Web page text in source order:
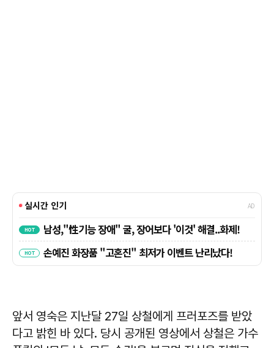
앞서 영숙은 지난달 27일 상철에게 프러포즈를 받았
다고 밝힌 바 있다. 당시 공개된 영상에서 상철은 가수